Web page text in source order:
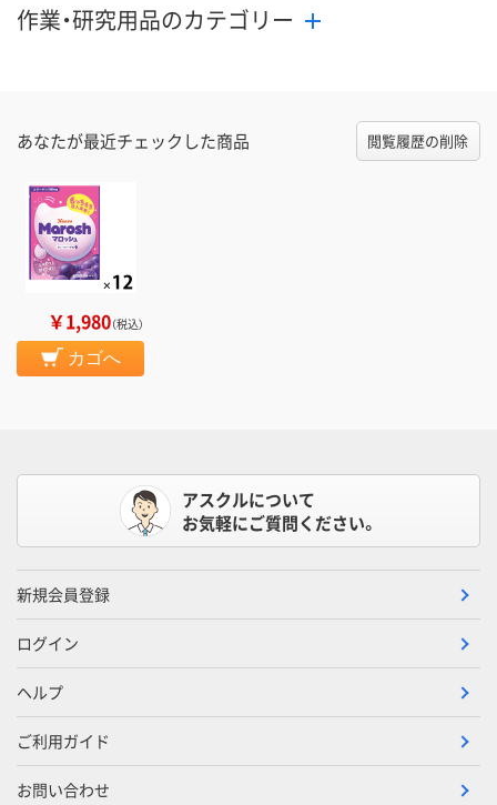
作業・研究用品のカテゴリー
あなたが最近チェックした商品 閲覧履歴の削除
￥1,980（税込）
カゴへ
アスクルについて
お気軽にご質問ください。
新規会員登録
ログイン
ヘルプ
ご利用ガイド
お問い合わせ